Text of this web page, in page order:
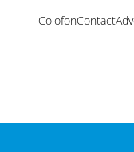
ColofonContact